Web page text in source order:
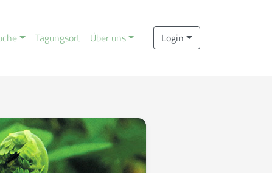
Tagungsort Über uns Login